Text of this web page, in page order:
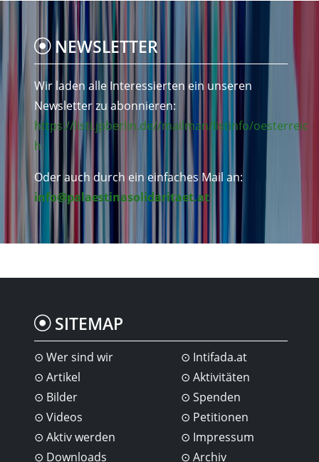
NEWSLETTER
Wir laden alle Interessierten ein unseren
Newsletter zu abonnieren:
https://listi.jpberlin.de//mailman/listinfo/oesterreic
h
Oder auch durch ein einfaches Mail an:
info@palaestinasolidaritaet.at
SITEMAP
Wer sind wir
Artikel
Bilder
Videos
Intifada.at
Aktivitäten
Spenden
Petitionen
Aktiv werden
Downloads
Impressum
Archiv